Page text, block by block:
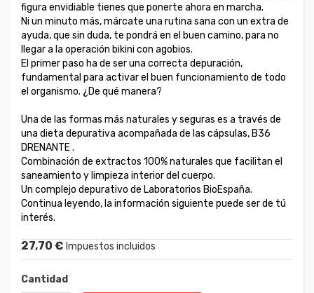
figura envidiable tienes que ponerte ahora en marcha.
Ni un minuto más, márcate una rutina sana con un extra de
ayuda, que sin duda, te pondrá en el buen camino, para no
llegar a la operación bikini con agobios.
El primer paso ha de ser una correcta depuración,
fundamental para activar el buen funcionamiento de todo
el organismo. ¿De qué manera?
Una de las formas más naturales y seguras es a través de
una dieta depurativa acompañada de las cápsulas, B36
DRENANTE .
Combinación de extractos 100% naturales que facilitan el
saneamiento y limpieza interior del cuerpo.
Un complejo depurativo de Laboratorios BioEspaña.
Continua leyendo, la información siguiente puede ser de tú
interés.
27,70 € Impuestos incluidos
Cantidad